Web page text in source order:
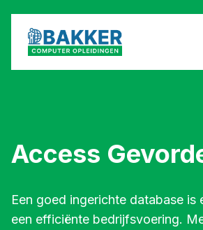
Access
Een goed ingerichte database is
een efficiënte bedrijfsvoering.